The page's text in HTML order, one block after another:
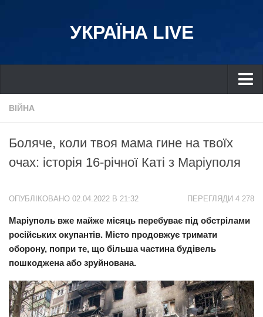
УКРАЇНА LIVE
Україна
Дніпро
Львів
Харків
Донбас
Схід
Прикарпаття
Економіка
ВІЙНА
Боляче, коли твоя мама гине на твоїх
очах: історія 16-річної Каті з Маріуполя
ПЕРЕГЛЯДИ 4 278
ОПУБЛІКОВАНО 02.04.2022 В 21:32
Маріуполь вже майже місяць перебуває під обстрілами
російських окупантів. Місто продовжує тримати
оборону, попри те, що більша частина будівель
пошкоджена або зруйнована.